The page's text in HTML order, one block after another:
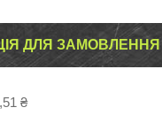
ДЛЯ ЗАМОВЛЕННЯ
₴